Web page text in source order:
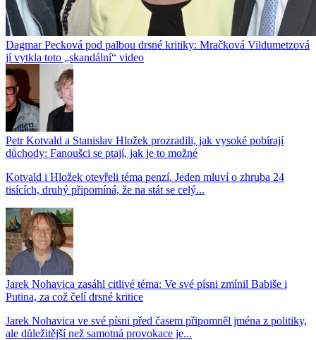
Dagmar Pecková pod palbou drsné kritiky: Mračková Vildumetzová
jí vytkla toto „skandální“ video
Petr Kotvald a Stanislav Hložek prozradili, jak vysoké pobírají
důchody: Fanoušci se ptají, jak je to možné
Kotvald i Hložek otevřeli téma penzí. Jeden mluví o zhruba 24
tisících, druhý připomíná, že na stát se celý...
Jarek Nohavica zasáhl citlivé téma: Ve své písni zmínil Babiše i
Putina, za což čelí drsné kritice
Jarek Nohavica ve své písni před časem připomněl jména z politiky,
ale důležitější než samotná provokace je...